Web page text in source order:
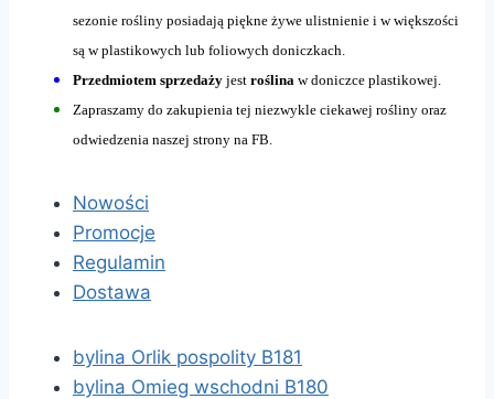
sezonie rośliny posiadają piękne żywe ulistnienie i w większości
są w plastikowych lub foliowych doniczkach.
Przedmiotem sprzedaży jest roślina w doniczce plastikowej.
Zapraszamy do zakupienia tej niezwykle ciekawej rośliny oraz
odwiedzenia naszej strony na FB.
Nowości
Promocje
Regulamin
Dostawa
bylina Orlik pospolity B181
bylina Omieg wschodni B180